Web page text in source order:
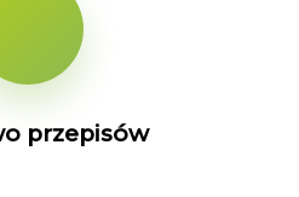
przepisów